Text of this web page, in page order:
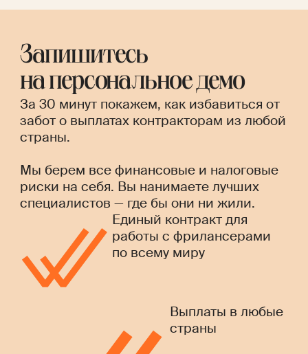
Запишитесь
на персональное демо
За 30 минут покажем, как избавиться от
забот о выплатах контракторам из любой
страны.
Мы берем все финансовые и налоговые
риски на себя. Вы нанимаете лучших
специалистов — где бы они ни жили.
Единый контракт для
работы с фрилансерами
по всему миру
Выплаты в любые
страны